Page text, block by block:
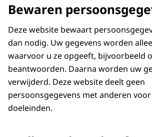
Bewaren
Deze website bewaart
dan nodig. Uw gegevens worden
waarvoor u ze opgeeft, bijvoorbeeld
beantwoorden. Daarna worden uw
verwijderd. Deze website deelt geen
persoonsgegevens met anderen
doeleinden.